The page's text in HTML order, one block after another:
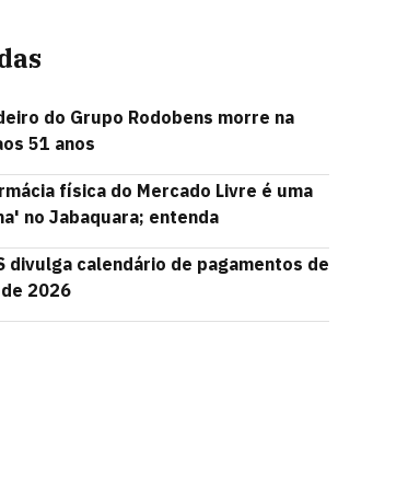
do Grupo Rodobens morre na
51 anos
física do Mercado Livre é uma
no Jabaquara; entenda
divulga calendário de pagamentos de
2026